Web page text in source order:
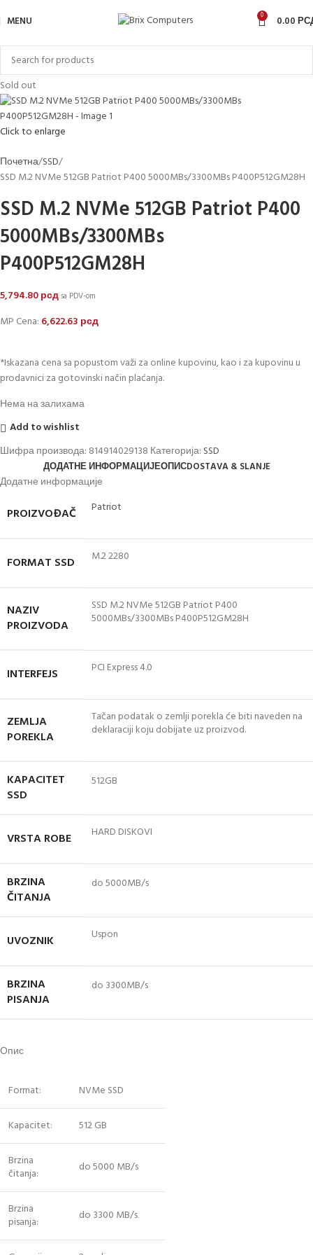
MENU 0 0.00
Sold out
Click to enlarge
Почетна SSD
SSD M.2 NVMe 512GB Patriot P400 5000MBs/3300MBs P400P512GM28H
SSD M.2 NVMe 512GB Patriot P400
5000MBs/3300MBs
P400P512GM28H
5,794.80рсдsa PDV-om
MP Cena: 6,622.63 рсд
*Iskazana cena sa popustom važi za online kupovinu, kao i za kupovinu u
prodavnici za gotovinski način plaćanja.
Нема на залихама
Add to wishlist
Шифра производа: 814914029138 Категорија: SSD
ДОДАТНЕ ИНФОРМАЦИЈЕОПИСDOSTAVA & SLANJE
Додатне информације
PROIZVOĐAČ Patriot
FORMAT SSD M.2 2280
NAZIV
PROIZVODA
SSD M.2 NVMe 512GB Patriot P400
5000MBs/3300MBs P400P512GM28H
INTERFEJS PCI Express 4.0
ZEMLJA
POREKLA
Tačan podatak o zemlji porekla će biti naveden na
deklaraciji koju dobijate uz proizvod.
KAPACITET
SSD
512GB
VRSTA ROBE HARD DISKOVI
BRZINA
ČITANJA
do 5000MB/s
UVOZNIK Uspon
BRZINA
PISANJA
do 3300MB/s
Опис
Format: NVMe SSD
Kapacitet: 512 GB
Brzina
čitanja:
do 5000 MB/s
Brzina
pisanja:
do 3300 MB/s